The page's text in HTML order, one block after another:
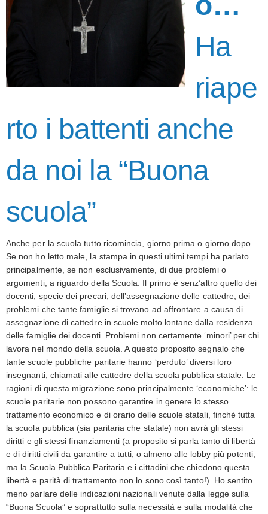
Ha
riape
rto i battenti anche
da noi la “Buona
scuola”
Anche per la scuola tutto ricomincia, giorno prima o giorno dopo.
Se non ho letto male, la stampa in questi ultimi tempi ha parlato
principalmente, se non esclusivamente, di due problemi o
argomenti, a riguardo della Scuola. Il primo è senz’altro quello dei
docenti, specie dei precari, dell’assegnazione delle cattedre, dei
problemi che tante famiglie si trovano ad affrontare a causa di
assegnazione di cattedre in scuole molto lontane dalla residenza
delle famiglie dei docenti. Problemi non certamente ‘minori’ per chi
lavora nel mondo della scuola. A questo proposito segnalo che
tante scuole pubbliche paritarie hanno ‘perduto’ diversi loro
insegnanti, chiamati alle cattedre della scuola pubblica statale. Le
ragioni di questa migrazione sono principalmente ‘economiche’: le
scuole paritarie non possono garantire in genere lo stesso
trattamento economico e di orario delle scuole statali, finché tutta
la scuola pubblica (sia paritaria che statale) non avrà gli stessi
diritti e gli stessi finanziamenti (a proposito si parla tanto di libertà
e di diritti civili da garantire a tutti, o almeno alle lobby più potenti,
ma la Scuola Pubblica Paritaria e i cittadini che chiedono questa
libertà e parità di trattamento non lo sono così tanto!). Ho sentito
meno parlare delle indicazioni nazionali venute dalla legge sulla
“Buona Scuola” e soprattutto sulla necessità e sulla modalità che